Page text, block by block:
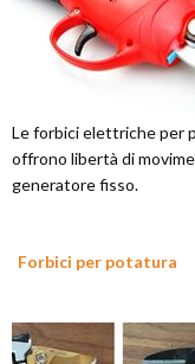
Le forbici elettriche per
offrono libertà di
generatore fisso.
Forbici per potatura